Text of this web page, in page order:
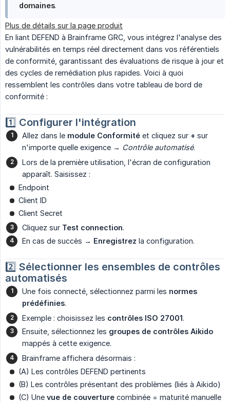
domaines.
Plus de détails sur la page produit
En liant DEFEND à Brainframe GRC, vous intégrez l'analyse des
vulnérabilités en temps réel directement dans vos référentiels
de conformité, garantissant des évaluations de risque à jour et
des cycles de remédiation plus rapides. Voici à quoi
ressemblent les contrôles dans votre tableau de bord de
conformité :
1️⃣ Configurer l'intégration
Allez dans le module Conformité et cliquez sur + sur
n'importe quelle exigence → Contrôle automatisé.
Lors de la première utilisation, l'écran de configuration
apparaît. Saisissez :
Endpoint
Client ID
Client Secret
Cliquez sur Test connection.
En cas de succès → Enregistrez la configuration.
2️⃣ Sélectionner les ensembles de contrôles
automatisés
Une fois connecté, sélectionnez parmi les normes
prédéfinies.
Exemple : choisissez les contrôles ISO 27001.
Ensuite, sélectionnez les groupes de contrôles Aikido
mappés à cette exigence.
Brainframe affichera désormais :
(A) Les contrôles DEFEND pertinents
(B) Les contrôles présentant des problèmes (liés à Aikido)
(C) Une vue de couverture combinée = maturité manuelle